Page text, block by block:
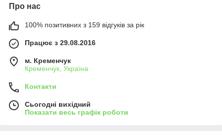
Про нас
100% позитивних з 159 відгуків за рік
Працює з 29.08.2016
м. Кременчук
Кременчук, Україна
Контакти
Сьогодні вихідний
Показати весь графік роботи